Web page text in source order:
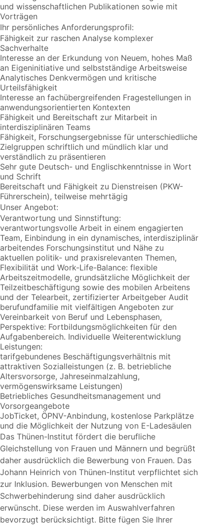
und wissenschaftlichen Publikationen sowie mit
Vorträgen
Ihr persönliches Anforderungsprofil:
Fähigkeit zur raschen Analyse komplexer
Sachverhalte
Interesse an der Erkundung von Neuem, hohes Maß
an Eigeninitiative und selbstständige Arbeitsweise
Analytisches Denkvermögen und kritische
Urteilsfähigkeit
Interesse an fachübergreifenden Fragestellungen in
anwendungsorientierten Kontexten
Fähigkeit und Bereitschaft zur Mitarbeit in
interdisziplinären Teams
Fähigkeit, Forschungsergebnisse für unterschiedliche
Zielgruppen schriftlich und mündlich klar und
verständlich zu präsentieren
Sehr gute Deutsch- und Englischkenntnisse in Wort
und Schrift
Bereitschaft und Fähigkeit zu Dienstreisen (PKW-
Führerschein), teilweise mehrtägig
Unser Angebot:
Verantwortung und Sinnstiftung:
verantwortungsvolle Arbeit in einem engagierten
Team, Einbindung in ein dynamisches, interdisziplinär
arbeitendes Forschungsinstitut und Nähe zu
aktuellen politik- und praxisrelevanten Themen,
Flexibilität und Work-Life-Balance: flexible
Arbeitszeitmodelle, grundsätzliche Möglichkeit der
Teilzeitbeschäftigung sowie des mobilen Arbeitens
und der Telearbeit, zertifizierter Arbeitgeber Audit
berufundfamilie mit vielfältigen Angeboten zur
Vereinbarkeit von Beruf und Lebensphasen,
Perspektive: Fortbildungsmöglichkeiten für den
Aufgabenbereich. Individuelle Weiterentwicklung
Leistungen:
tarifgebundenes Beschäftigungsverhältnis mit
attraktiven Sozialleistungen (z. B. betriebliche
Altersvorsorge, Jahreseinmalzahlung,
vermögenswirksame Leistungen)
Betriebliches Gesundheitsmanagement und
Vorsorgeangebote
JobTicket, ÖPNV-Anbindung, kostenlose Parkplätze
und die Möglichkeit der Nutzung von E-Ladesäulen
Das Thünen-Institut fördert die berufliche
Gleichstellung von Frauen und Männern und begrüßt
daher ausdrücklich die Bewerbung von Frauen. Das
Johann Heinrich von Thünen-Institut verpflichtet sich
zur Inklusion. Bewerbungen von Menschen mit
Schwerbehinderung sind daher ausdrücklich
erwünscht. Diese werden im Auswahlverfahren
bevorzugt berücksichtigt. Bitte fügen Sie Ihrer